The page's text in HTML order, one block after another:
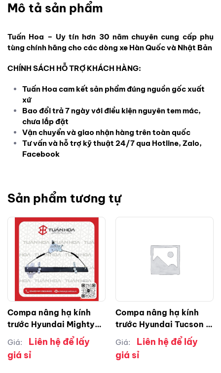
Mô tả sản phẩm
Tuấn Hoa – Uy tín hơn 30 năm chuyên cung cấp phụ
tùng chính hãng cho các dòng xe Hàn Quốc và Nhật Bản
CHÍNH SÁCH HỖ TRỢ KHÁCH HÀNG:
Tuấn Hoa cam kết sản phẩm đúng nguồn gốc xuất
xứ
Bao đổi trả 7 ngày với điều kiện nguyên tem mác,
chưa lắp đặt
Vận chuyển và giao nhận hàng trên toàn quốc
Tư vấn và hỗ trợ kỹ thuật 24/7 qua Hotline, Zalo,
Facebook
Sản phẩm tương tự
Compa nâng hạ kính
trước Hyundai Mighty
3T5 RH ( phải )
Giá:
Liên hệ để lấy
giá sỉ
Compa nâng hạ kính
trước Hyundai Tucson (
phải )
Giá:
Liên hệ để lấy
giá sỉ